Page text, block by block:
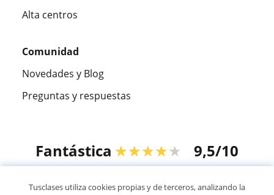
Alta centros
Comunidad
Novedades y Blog
Preguntas y respuestas
Fantástica ★★★★★ 9,5/10
Tusclases utiliza cookies propias y de terceros, analizando la